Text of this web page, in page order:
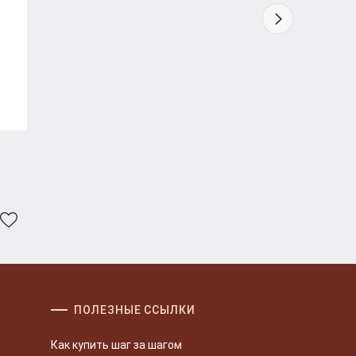
ПОЛЕЗНЫЕ ССЫЛКИ
Как купить шаг за шагом